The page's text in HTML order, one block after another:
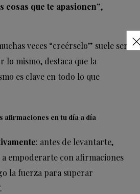
cosas que te apasionen”,
veces “creérselo” suele ser
lo mismo, destaca que la
es clave en todo lo que
en tu día a día
: antes de levantarte,
empoderarte con afirmaciones
la fuerza para superar